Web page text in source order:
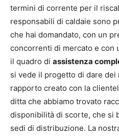
termini di corrente per il
responsabili di caldaie sono
che hai domandato, con un
concorrenti di mercato e con
il quadro di assistenza
si vede il progetto di dare
rapporto creato con la
ditta che abbiamo trovato
disponibilità di scorte, che si
sedi di distribuzione. La